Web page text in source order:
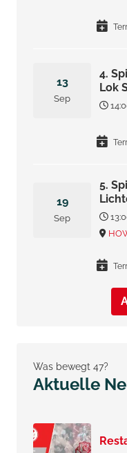
13
Sep
4.
Lok
19
Sep
5.
Was bewegt 47?
Aktuelle